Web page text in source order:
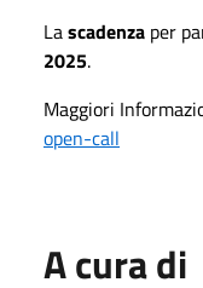
Lascadenza per
2025.
Maggiori
open-call
A cura di